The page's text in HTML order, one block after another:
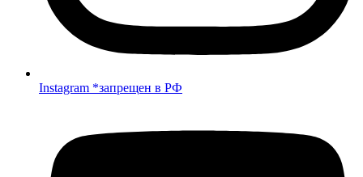
Instagram *запрещен в РФ